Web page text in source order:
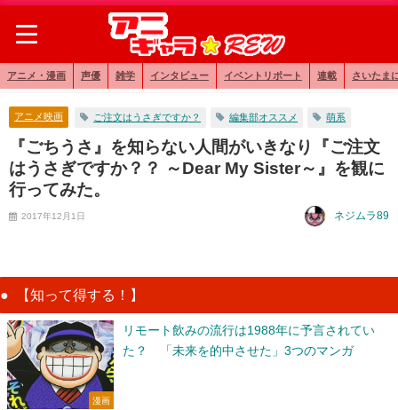
アニメ・漫画 声優 雑学 インタビュー イベントリポート 連載 さいたま
アニメ映画 ご注文はうさぎですか？ 編集部オススメ 萌系
『ごちうさ』を知らない人間がいきなり『ご注文
はうさぎですか？？ ～Dear My Sister～』を観に
行ってみた。
2017年12月1日 ネジムラ89
【知って得する！】
漫画
リモート飲みの流行は1988年に予言されてい
た？ 「未来を的中させた」3つのマンガ